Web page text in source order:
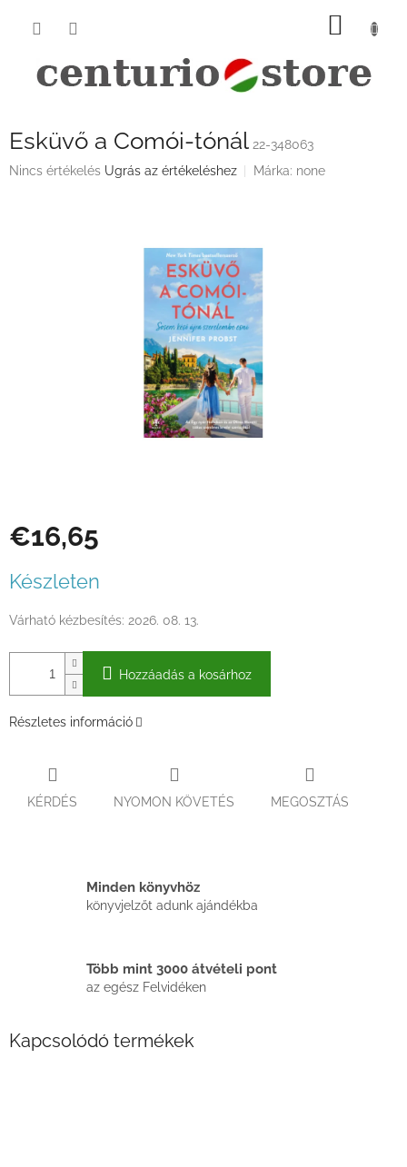
KOSÁR
Esküvő a Comói-tónál 22-348063
A
Nincs értékelés Ugrás az értékeléshez Márka: none
€16,65
Készleten
Várható kézbesítés: 2026. 08. 13.
Hozzáadás a kosárhoz
Részletes információ
KÉRDÉS NYOMON KÖVETÉS MEGOSZTÁS
Minden könyvhöz
könyvjelzőt adunk ajándékba
Több mint 3000 átvételi pont
az egész Felvidéken
Kapcsolódó termékek